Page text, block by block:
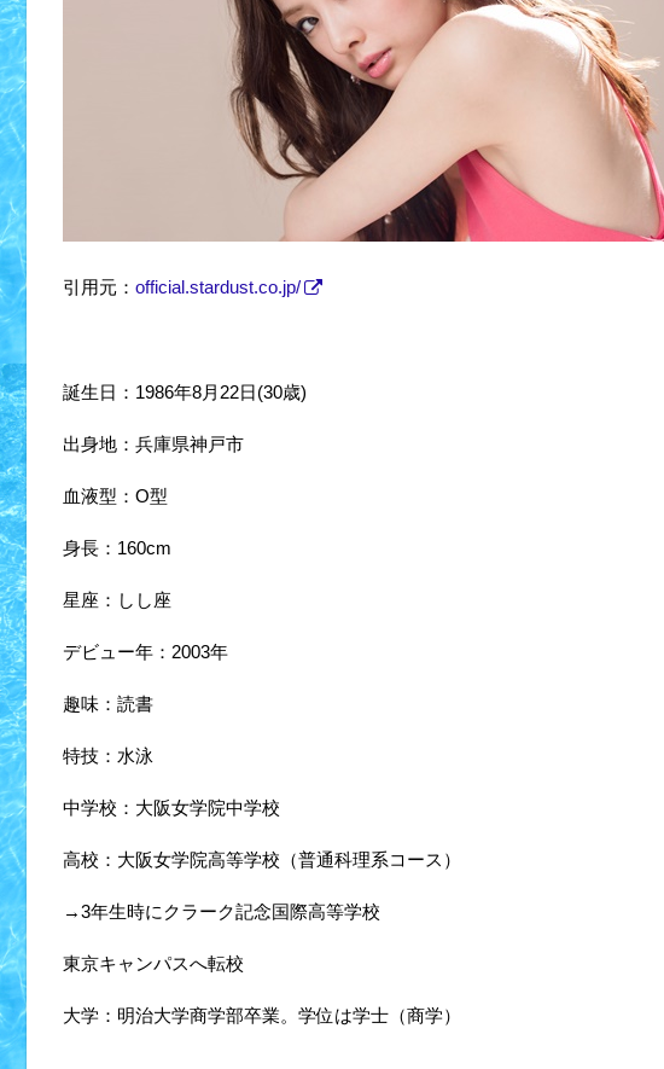
引用元： official.stardust.co.jp/
誕生日：1986年8月22日(30歳)
出身地：兵庫県神戸市
血液型：O型
身長：160cm
星座：しし座
デビュー年：2003年
趣味：読書
特技：水泳
中学校：大阪女学院中学校
高校：大阪女学院高等学校（普通科理系コース）
→3年生時にクラーク記念国際高等学校
東京キャンパスへ転校
大学：明治大学商学部卒業。学位は学士（商学）